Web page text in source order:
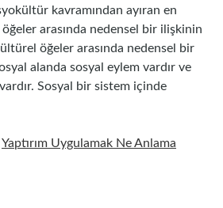
kavramından ayıran en
arasında nedensel bir ilişkinin
öğeler arasında nedensel bir
alanda sosyal eylem vardır ve
Sosyal bir sistem içinde
Yaptırım Uygulamak Ne Anlama